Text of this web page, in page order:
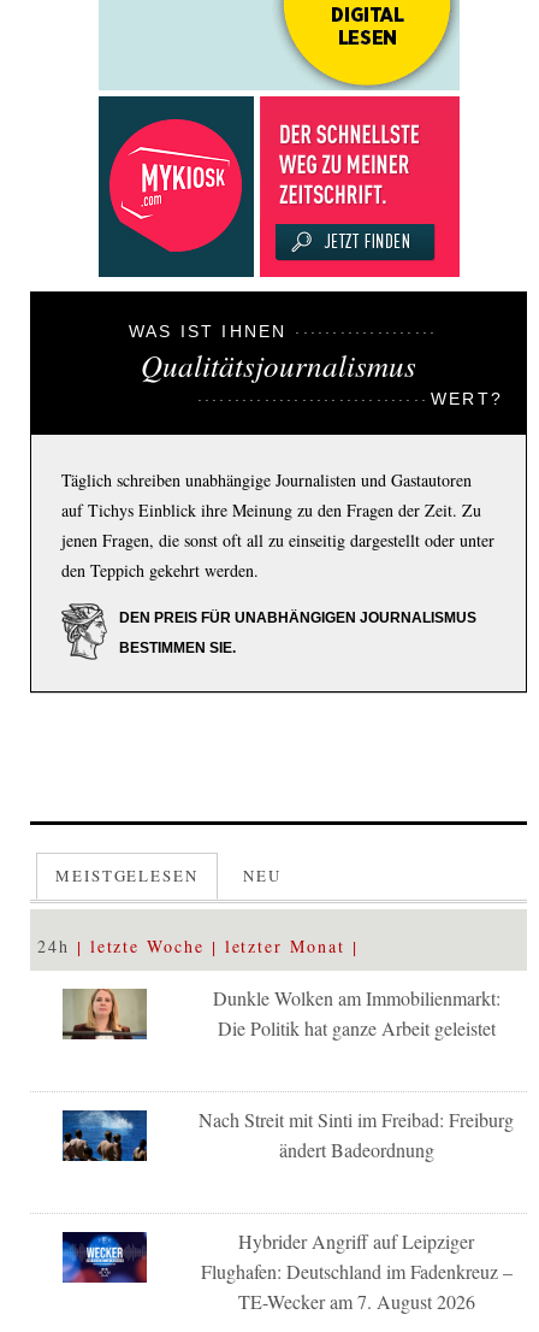
WAS IST IHNEN
Qualitätsjournalismus
WERT?
Täglich schreiben unabhängige Journalisten und Gastautoren
auf Tichys Einblick ihre Meinung zu den Fragen der Zeit. Zu
jenen Fragen, die sonst oft all zu einseitig dargestellt oder unter
den Teppich gekehrt werden.
DEN PREIS FÜR UNABHÄNGIGEN JOURNALISMUS
BESTIMMEN SIE.
MEISTGELESEN NEU
24h letzte Woche letzter Monat
Dunkle Wolken am Immobilienmarkt:
Die Politik hat ganze Arbeit geleistet
Nach Streit mit Sinti im Freibad: Freiburg
ändert Badeordnung
Hybrider Angriff auf Leipziger
Flughafen: Deutschland im Fadenkreuz –
TE-Wecker am 7. August 2026